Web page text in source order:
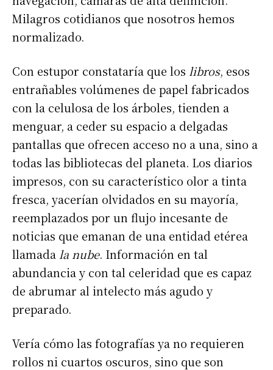
Milagros cotidianos que nosotros hemos
normalizado.
Con estupor constataría que los libros, esos
entrañables volúmenes de papel fabricados
con la celulosa de los árboles, tienden a
menguar, a ceder su espacio a delgadas
pantallas que ofrecen acceso no a una, sino a
todas las bibliotecas del planeta. Los diarios
impresos, con su característico olor a tinta
fresca, yacerían olvidados en su mayoría,
reemplazados por un flujo incesante de
noticias que emanan de una entidad etérea
llamada la nube. Información en tal
abundancia y con tal celeridad que es capaz
de abrumar al intelecto más agudo y
preparado.
Vería cómo las fotografías ya no requieren
rollos ni cuartos oscuros, sino que son